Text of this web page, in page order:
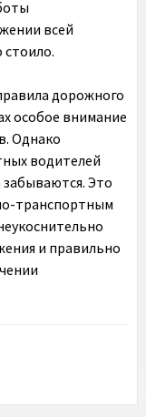
всей
дорожного
особое внимание
Однако
водителей
забываются. Это
транспортным
и правильно